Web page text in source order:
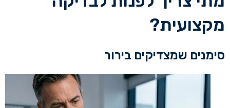
מקצועית?
סימנים שמצדיקים בירור